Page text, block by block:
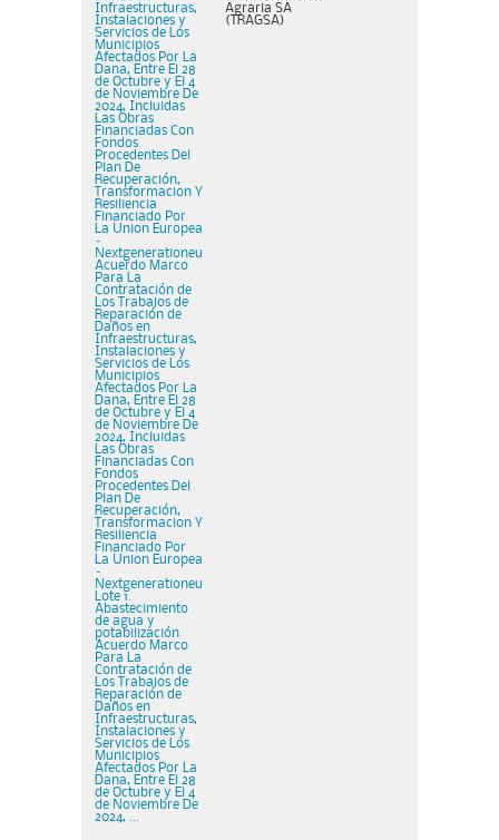
Infraestructuras,
Instalaciones y
Servicios de Los
Municipios
Afectados Por La
Dana, Entre El 28
de Octubre y El 4
de Noviembre De
2024, Incluidas
Las Obras
Financiadas Con
Fondos
Procedentes Del
Plan De
Recuperación,
Transformacion Y
Resiliencia
Financiado Por
La Union Europea
–
Nextgenerationeu
Acuerdo Marco
Para La
Contratación de
Los Trabajos de
Reparación de
Daños en
Infraestructuras,
Instalaciones y
Servicios de Los
Municipios
Afectados Por La
Dana, Entre El 28
de Octubre y El 4
de Noviembre De
2024, Incluidas
Las Obras
Financiadas Con
Fondos
Procedentes Del
Plan De
Recuperación,
Transformacion Y
Resiliencia
Financiado Por
La Union Europea
–
Nextgenerationeu
Lote 1.
Abastecimiento
de agua y
potabilización
Acuerdo Marco
Para La
Contratación de
Los Trabajos de
Reparación de
Daños en
Infraestructuras,
Instalaciones y
Servicios de Los
Municipios
Afectados Por La
Dana, Entre El 28
de Octubre y El 4
de Noviembre De
2024, ...
Agraria SA
(TRAGSA)